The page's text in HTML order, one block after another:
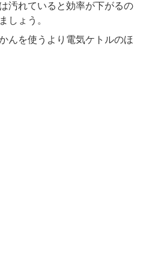
汚れていると効率が下がるの
しょう。
んを使うより電気ケトルのほ